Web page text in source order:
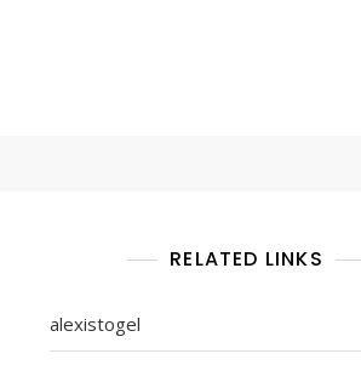
RELATED LINKS
alexistogel